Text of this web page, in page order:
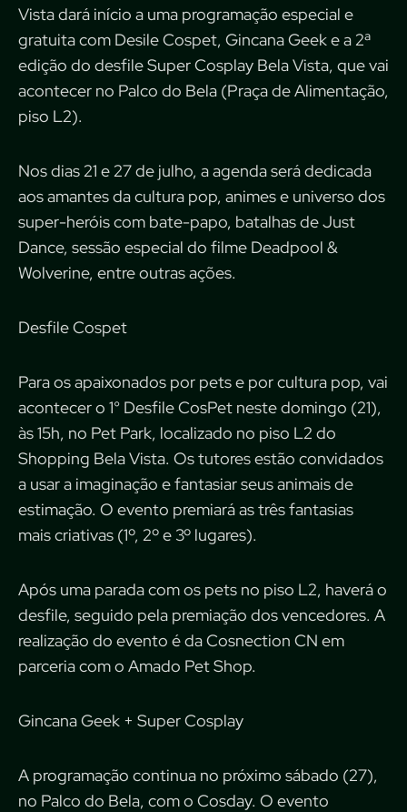
Vista dará início a uma programação especial e
gratuita com Desile Cospet, Gincana Geek e a 2ª
edição do desfile Super Cosplay Bela Vista, que vai
acontecer no Palco do Bela (Praça de Alimentação,
piso L2).
Nos dias 21 e 27 de julho, a agenda será dedicada
aos amantes da cultura pop, animes e universo dos
super-heróis com bate-papo, batalhas de Just
Dance, sessão especial do filme Deadpool &
Wolverine, entre outras ações.
Desfile Cospet
Para os apaixonados por pets e por cultura pop, vai
acontecer o 1° Desfile CosPet neste domingo (21),
às 15h, no Pet Park, localizado no piso L2 do
Shopping Bela Vista. Os tutores estão convidados
a usar a imaginação e fantasiar seus animais de
estimação. O evento premiará as três fantasias
mais criativas (1º, 2º e 3º lugares).
Após uma parada com os pets no piso L2, haverá o
desfile, seguido pela premiação dos vencedores. A
realização do evento é da Cosnection CN em
parceria com o Amado Pet Shop.
Gincana Geek + Super Cosplay
A programação continua no próximo sábado (27),
no Palco do Bela, com o Cosday. O evento